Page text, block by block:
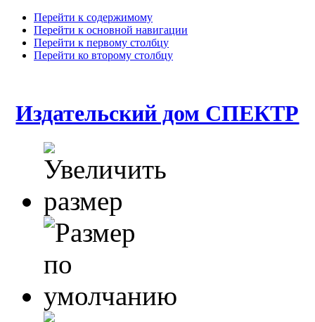
Перейти к содержимому
Перейти к основной навигации
Перейти к первому столбцу
Перейти ко второму столбцу
Издательский дом СПЕКТР